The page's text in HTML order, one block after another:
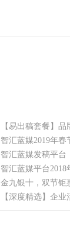
【易出稿套餐】品
智汇蓝媒2019年春
智汇蓝媒发稿平台
智汇蓝媒平台
金九银十，双节钜
【深度精选】企